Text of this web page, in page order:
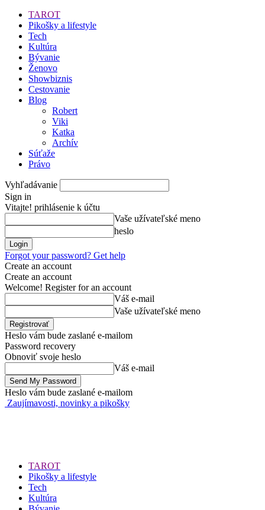
TAROT
Pikošky a lifestyle
Tech
Kultúra
Bývanie
Ženovo
Showbiznis
Cestovanie
Blog
Robert
Viki
Katka
Archív
Súťaže
Právo
Vyhľadávanie
Sign in
Vitajte! prihlásenie k účtu
Vaše užívateľské meno
heslo
Forgot your password? Get help
Create an account
Create an account
Welcome! Register for an account
Váš e-mail
Vaše užívateľské meno
Heslo vám bude zaslané e-mailom
Password recovery
Obnoviť svoje heslo
Váš e-mail
Heslo vám bude zaslané e-mailom
Zaujímavosti, novinky a pikošky
TAROT
Pikošky a lifestyle
Tech
Kultúra